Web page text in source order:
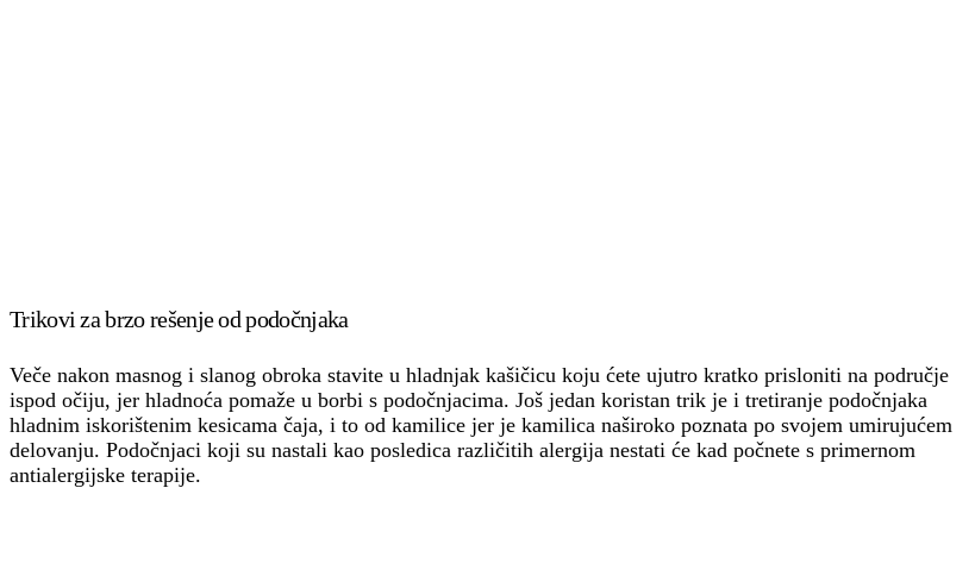
Trikovi za brzo rešenje od podočnjaka
Veče nakon masnog i slanog obroka stavite u hladnjak kašičicu koju ćete ujutro kratko prisloniti na područje
ispod očiju, jer hladnoća pomaže u borbi s podočnjacima. Još jedan koristan trik je i tretiranje podočnjaka
hladnim iskorištenim kesicama čaja, i to od kamilice jer je kamilica naširoko poznata po svojem umirujućem
delovanju. Podočnjaci koji su nastali kao posledica različitih alergija nestati će kad počnete s primernom
antialergijske terapije.